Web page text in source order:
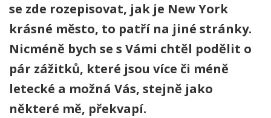
se zde rozepisovat, jak je New York
krásné město, to patří na jiné stránky.
Nicméně bych se s Vámi chtěl podělit o
pár zážitků, které jsou více či méně
letecké a možná Vás, stejně jako
některé mě, překvapí.